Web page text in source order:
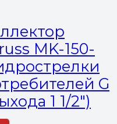
MK-150-
G
1 1/2″)